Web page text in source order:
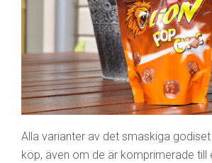
Alla varianter av det smaskiga godiset
köp, även om de är komprimerade till